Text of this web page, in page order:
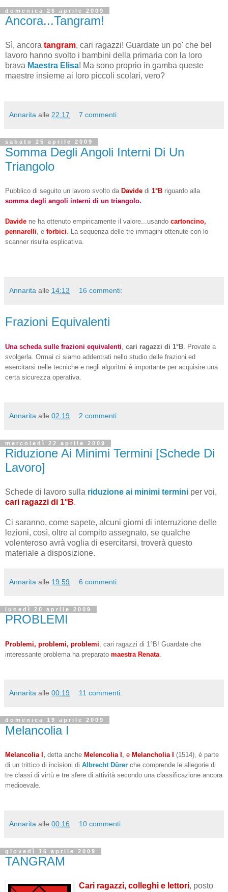
domenica 26 aprile 2009
Ancora...Tangram!
Sì, ancora tangram, cari ragazzi! Guardate un po' che bel
lavoro hanno svolto i bambini della primaria con la loro
brava Maestra Elisa! Ma sono proprio in gamba queste
maestre insieme ai loro piccoli scolari, vero?
Annarita alle 22:17 7 commenti:
sabato 25 aprile 2009
Somma Degli Angoli Interni Di Un
Triangolo
Pubblico di seguito un lavoro svolto da Davide di 1°B riguardo alla
somma degli angoli interni di un triangolo.
Davide ne ha ottenuto empiricamente il valore...usando cartoncino,
pennarelli, e forbici. La sequenza delle tre immagini ottenute con lo
scanner risulta esplicativa.
Annarita alle 14:13 16 commenti:
Frazioni Equivalenti
Una scheda sulle frazioni equivalenti, cari ragazzi di 1°B. Provate a
svolgerla. Ormai ci siamo addentrati nello studio delle frazioni ed
esercitarsi nelle tecniche e negli algoritmi è importante per acquisire una
certa sicurezza operativa.
Annarita alle 02:19 2 commenti:
mercoledì 22 aprile 2009
Riduzione Ai Minimi Termini [Schede Di
Lavoro]
Schede di lavoro sulla riduzione ai minimi termini per voi,
cari ragazzi di 1°B.
Ci saranno, come sapete, alcuni giorni di interruzione delle
lezioni, così, oltre al compito assegnato, se qualche
volenteroso avrà voglia di esercitarsi, troverà questo
materiale a disposizione.
Annarita alle 19:59 6 commenti:
lunedì 20 aprile 2009
PROBLEMI
Problemi, problemi, problemi , cari ragazzi di 1°B! Guardate che
interessante problema ha preparato maestra Renata
Annarita alle 00:19 11 commenti:
domenica 19 aprile 2009
Melancolia I
Melancolia I , detta anche Melencolia I , e Melancholia I
(1514), è parte
di un trittico di incisioni di Albrecht Dürer che comprende le allegorie di
tre classi di virtù e tre sfere di attività secondo una classificazione ancora
medioevale.
Annarita alle 00:16 10 commenti:
giovedì 16 aprile 2009
TANGRAM
Cari ragazzi, colleghi e lettori, posto